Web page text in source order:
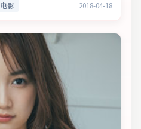
电影 2018-04-18